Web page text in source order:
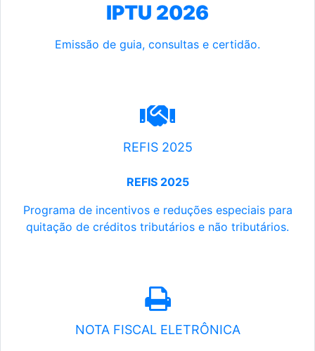
IPTU 2026
Emissão de guia, consultas e certidão.
REFIS 2025
REFIS 2025
Programa de incentivos e reduções especiais para
quitação de créditos tributários e não tributários.
NOTA FISCAL ELETRÔNICA